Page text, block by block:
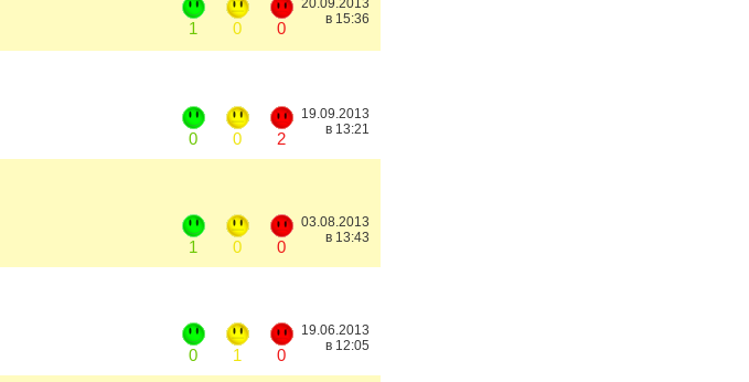
1 0 0
20.09.2013
в 15:36
0
0 2
19.09.2013
в 13:21
1
0 0
03.08.2013
в 13:43
0
1 0
19.06.2013
в 12:05